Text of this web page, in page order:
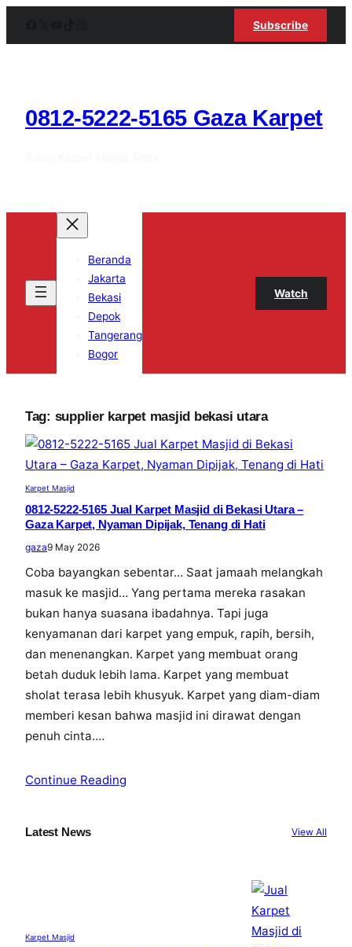
Subscribe
0812-5222-5165 Gaza Karpet
Beranda
Jakarta
Bekasi
Depok
Tangerang
Bogor
Watch
Tag: supplier karpet masjid bekasi utara
Karpet Masjid
0812-5222-5165 Jual Karpet Masjid di Bekasi Utara –
Gaza Karpet, Nyaman Dipijak, Tenang di Hati
gaza9 May 2026
Coba bayangkan sebentar… Saat jamaah melangkah
masuk ke masjid… Yang pertama mereka rasakan
bukan hanya suasana ibadahnya. Tapi juga
kenyamanan dari karpet yang empuk, rapih, bersih,
dan menenangkan. Karpet yang membuat orang
betah duduk lebih lama. Karpet yang membuat
sholat terasa lebih khusyuk. Karpet yang diam-diam
memberi kesan bahwa masjid ini dirawat dengan
penuh cinta.…
Continue Reading
Latest News View All
Karpet Masjid